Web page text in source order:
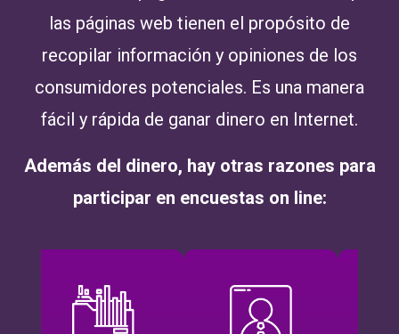
las páginas web tienen el propósito de
recopilar información y opiniones de los
consumidores potenciales. Es una manera
fácil y rápida de ganar dinero en Internet.
Además del dinero, hay otras razones para
participar en encuestas on line: